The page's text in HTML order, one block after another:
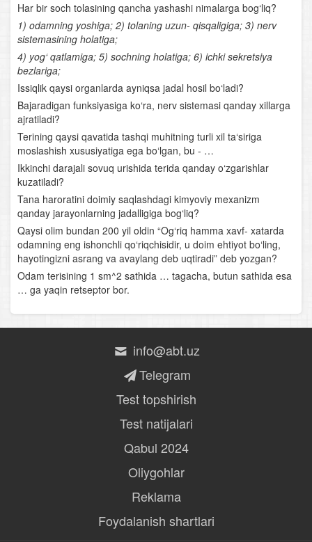
Bo‘g‘imoyoqlilar tipi
Foydali hasharotlar
Xordalilar tipi
Lantsetnik
Umurtqasiz va umurtqalilar (xordalilar) ning qon
aylanish sistemasi
Nerv sistemasi va sezgi organlari
Baliqlar sinfi
Baliqlarning ko‘payishi
Baliqlar sinfining klassifikatsiyasi va ahamiyati
Suvda va quruqlikda yashovchilar sinfi
Suvda hamda quruqlikda yashovchilarning ko‘payishi,
rivojlanishi va kelib chiqishi
Sudralib yuruvchilar sinfi
Qushlarning ko‘payishi va rivojlanishi
Har bir soch tolasining qancha yashashi nimalarga bog‘liq?
1) odamning yoshiga; 2) tolaning uzun- qisqaligiga; 3) nerv
sistemasining holatiga;
4) yog‘ qatlamiga; 5) sochning holatiga; 6) ichki sekretsiya
bezlariga;
Issiqlik qaysi organlarda ayniqsa jadal hosil bo‘ladi?
Bajaradigan funksiyasiga ko‘ra, nerv sistemasi qanday xillarga
ajratiladi?
Terining qaysi qavatida tashqi muhitning turli xil ta‘siriga
moslashish xususiyatiga ega bo‘lgan, bu - …
Ikkinchi darajali sovuq urishida terida qanday o‘zgarishlar
kuzatiladi?
Tana haroratini doimiy saqlashdagi kimyoviy mexanizm
qanday jarayonlarning jadalligiga bog‘liq?
Qaysi olim bundan 200 yil oldin “Og‘riq hamma xavf- xatarda
odamning eng ishonchli qo‘riqchisidir, u doim ehtiyot bo‘ling,
hayotingizni asrang va avaylang deb uqtiradi” deb yozgan?
Odam terisining 1 sm^2 sathida … tagacha, butun sathida esa
… ga yaqin retseptor bor.
info@abt.uz
Telegram
Test topshirish
Test natijalari
Qabul 2024
Oliygohlar
Reklama
Foydalanish shartlari